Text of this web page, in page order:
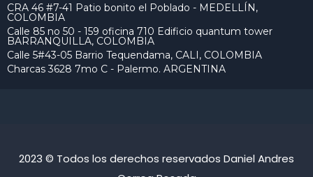
CRA 46 #7-41 Patio bonito el Poblado - MEDELLÍN,
COLOMBIA
Calle 85 no 50 - 159 oficina 710 Edificio quantum tower
BARRANQUILLA, COLOMBIA
Calle 5#43-05 Barrio Tequendama, CALI, COLOMBIA
Charcas 3628 7mo C - Palermo. ARGENTINA
2023 © Todos los derechos reservados Daniel Andres